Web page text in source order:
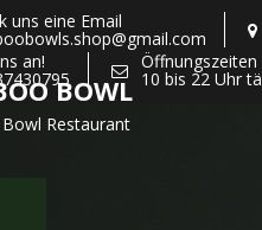
uns eine Email
an!
Öffnungszeiten
10 bis 22 Uhr
BOWL
Restaurant